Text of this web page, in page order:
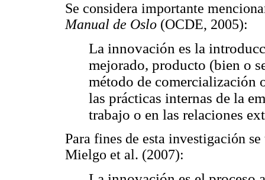
Se considera importante
Manual de Oslo (OCDE, 2005):
La innovación es la
mejorado, producto (bien o
método de comercialización
las prácticas internas de la
trabajo o en las relaciones
Para fines de esta investigación
Mielgo et al. (2007):